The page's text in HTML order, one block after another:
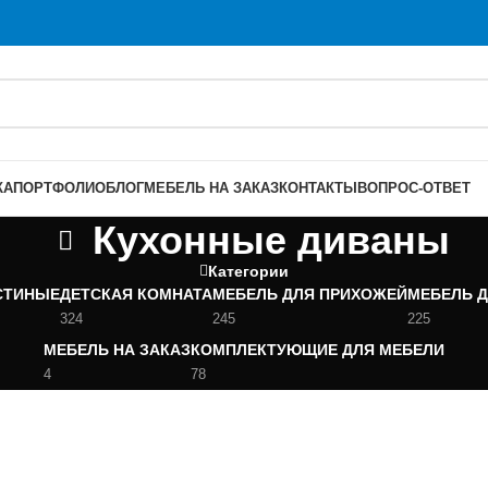
ПОРТФОЛИОБЛОГМЕБЕЛЬ НА ЗАКАЗКОНТАКТЫ ВОПРОС-ОТВЕТ
Кухонные диваны
Категории
ДЕТСКАЯ КОМНАТА
324
МЕБЕЛЬ ДЛЯ ПРИХОЖЕЙ
245
МЕБЕЛЬ
225
МЕБЕЛЬ НА ЗАКАЗ
4
КОМПЛЕКТУЮЩИЕ ДЛЯ МЕБЕЛИ
78